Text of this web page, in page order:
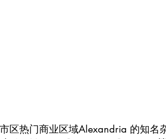
区热门商业区域Alexandria 的知名